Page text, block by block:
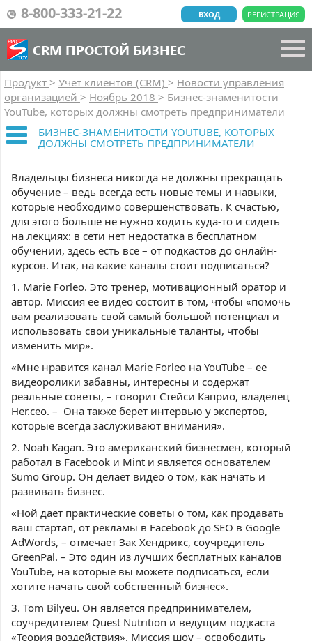
8-800-333-21-22 РЕГИСТРАЦИЯ
ВХОД
CRM ПРОСТОЙ БИЗНЕС
Продукт > Учет клиентов (CRM) > Новости управления
организацией > Ноябрь 2018 > Бизнес-знаменитости
YouTube, которых должны смотреть предприниматели
БИЗНЕС-ЗНАМЕНИТОСТИ YOUTUBE, КОТОРЫХ
ДОЛЖНЫ СМОТРЕТЬ ПРЕДПРИНИМАТЕЛИ
Владельцы бизнеса никогда не должны прекращать
обучение – ведь всегда есть новые темы и навыки,
которые необходимо совершенствовать. К счастью,
для этого больше не нужно ходить куда-то и сидеть
на лекциях: в сети нет недостатка в бесплатном
обучении, здесь есть все – от подкастов до онлайн-
курсов. Итак, на какие каналы стоит подписаться?
1. Marie Forleo. Это тренер, мотивационный оратор и
автор. Миссия ее видео состоит в том, чтобы «помочь
вам реализовать свой самый большой потенциал и
использовать свои уникальные таланты, чтобы
изменить мир».
«Мне нравится канал Marie Forleo на YouTube – ее
видеоролики забавны, интересны и содержат
реальные советы, – говорит Стейси Каприо, владелец
Her.ceo. – Она также берет интервью у экспертов,
которые всегда заслуживают внимания».
2. Noah Kagan. Это американский бизнесмен, который
работал в Facebook и Mint и является основателем
Sumo Group. Он делает видео о том, как начать и
развивать бизнес.
«Ной дает практические советы о том, как продавать
ваш стартап, от рекламы в Facebook до SEO в Google
AdWords, – отмечает Зак Хендрикс, соучредитель
GreenPal. – Это один из лучших бесплатных каналов
YouTube, на которые вы можете подписаться, если
хотите начать свой собственный бизнес».
3. Tom Bilyeu. Он является предпринимателем,
соучредителем Quest Nutrition и ведущим подкаста
«Теория воздействия». Миссия шоу – освободить